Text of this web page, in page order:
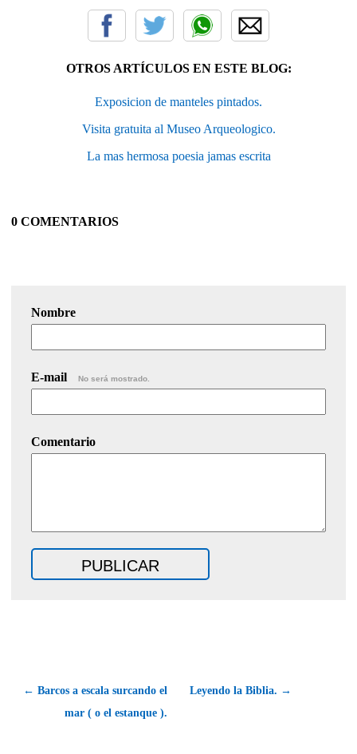
OTROS ARTÍCULOS EN ESTE BLOG:
Exposicion de manteles pintados.
Visita gratuita al Museo Arqueologico.
La mas hermosa poesia jamas escrita
0 COMENTARIOS
Nombre
E-mail No será mostrado.
Comentario
← Barcos a escala surcando el
mar ( o el estanque ).
Leyendo la Biblia. →